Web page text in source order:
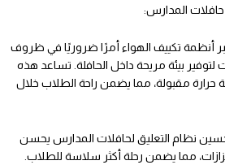
المدارس:
أنظمة تكييف الهواء أمرًا ضروريًا في ظروف
بيئة مريحة داخل الحافلة. تساعد هذه
حرارة مقبولة، مما يضمن راحة الطلاب خلال
نظام التعليق لحافلات المدارس يحسن
مما يضمن رحلة أكثر سلاسة للطلاب.